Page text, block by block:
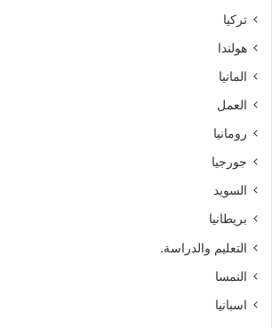
تركيا
هولندا
المانيا
العمل
رومانيا
جورجيا
السويد
بريطانيا
التعليم والدراسة.
النمسا
اسبانيا